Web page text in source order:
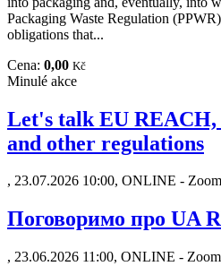
Packaging Waste Regulation
obligations that...
Cena: 0,00 Kč
Minulé akce
Let's talk EU
and other regulations
, 23.07.2026 10:00, ONLINE -
Поговоримо про UA
, 23.06.2026 11:00, ONLINE -